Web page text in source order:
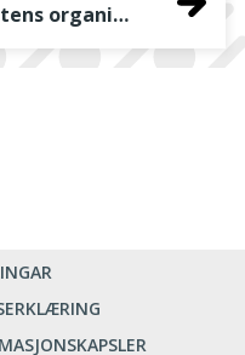
4 Tilsynsmyndighetens organisering og praktisk innretning av oppfølgingsarbeidet